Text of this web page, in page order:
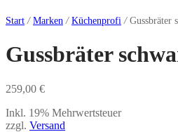
Start / Marken / Küchenprofi /Gussbräter
Gussbräter
259,00 €
Inkl. 19% Mehrwertsteuer
zzgl. Versand